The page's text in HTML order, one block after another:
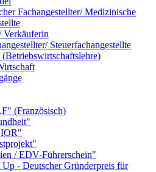
Fachangestellter/ Medizinische
Verkäuferin
Steuerfachangestellte
(Französisch)
/ EDV-Führerschein"
- Deutscher Gründerpreis für